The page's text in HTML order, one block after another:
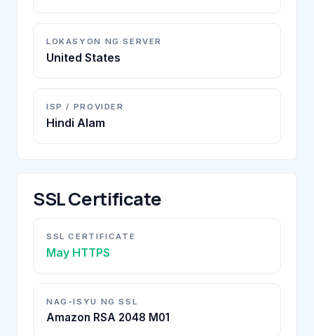
LOKASYON NG SERVER
United States
ISP / PROVIDER
Hindi Alam
SSL Certificate
SSL CERTIFICATE
May HTTPS
NAG-ISYU NG SSL
Amazon RSA 2048 M01